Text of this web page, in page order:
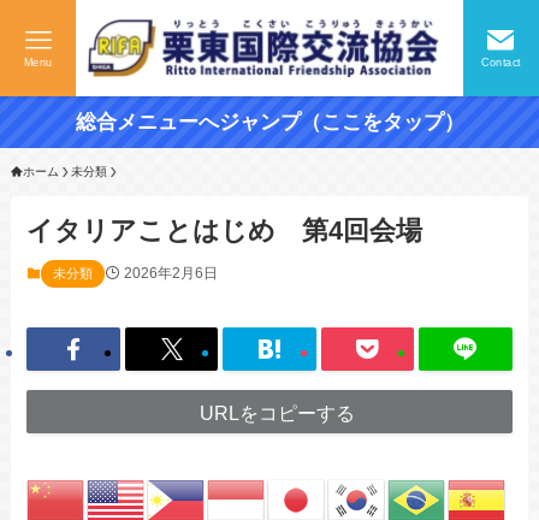
Contact
Menu
総合メニューへジャンプ（ここをタップ）
ホーム 未分類
イタリアことはじめ 第4回会場
未分類 2026年2月6日
URLをコピーする